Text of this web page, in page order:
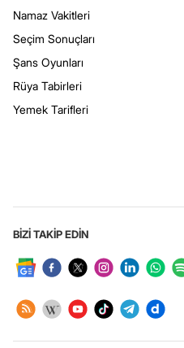
Namaz Vakitleri
Seçim Sonuçları
Şans Oyunları
Rüya Tabirleri
Yemek Tarifleri
BİZİ TAKİP EDİN